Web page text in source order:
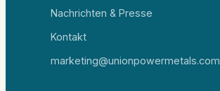
Nachrichten & Presse
Kontakt
marketing@unionpowermetals.com